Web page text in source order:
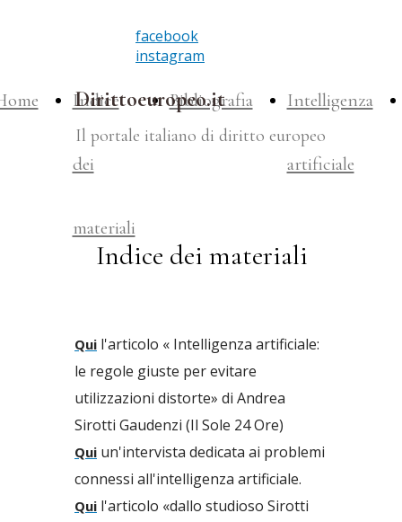
facebook
instagram
Il portale italiano di diritto europeo
Indice
dei
materiali
Bibliografia Intelligenza
artificiale
Dirittoeuropeo.it
Indice dei materiali
Qui l'articolo « Intelligenza artificiale:
le regole giuste per evitare
utilizzazioni distorte» di Andrea
Sirotti Gaudenzi (Il Sole 24 Ore)
Qui un'intervista dedicata ai problemi
connessi all'intelligenza artificiale.
Qui l'articolo «dallo studioso Sirotti